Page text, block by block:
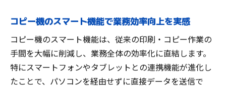
業務用コピー機が生産性向上に貢献する仕
印刷からスキャンまでワンストップで効率
化
アプリ連携によるコピー機活用の新常識
コピー機のスマート機能で業務効率向上を実感
コピー機のスマート機能は、従来の印刷・コピー作業の
手間を大幅に削減し、業務全体の効率化に直結します。
特にスマートフォンやタブレットとの連携機能が進化し
たことで、パソコンを経由せずに直接データを送信で